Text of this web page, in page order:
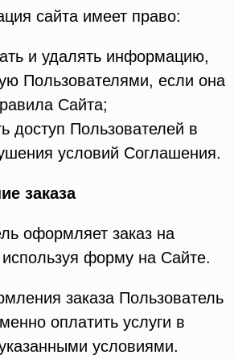
сайта имеет право:
и удалять информацию,
Пользователями, если она
Сайта;
доступ Пользователей в
условий Соглашения.
заказа
оформляет заказ на
используя форму на Сайте.
заказа Пользователь
оплатить услуги в
условиями.